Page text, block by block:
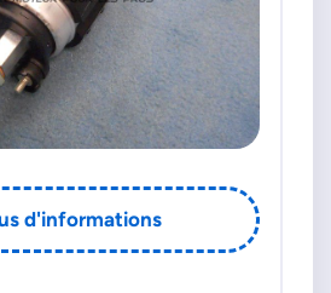
d'informations